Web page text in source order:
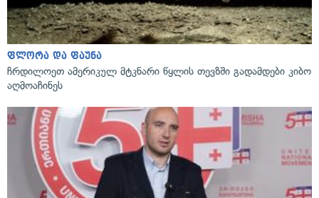
ფლორა და ფაუნა
ჩრდილოეთ ამერიკულ მტკნარი წყლის თევზში გადამდები კიბო
აღმოაჩინეს